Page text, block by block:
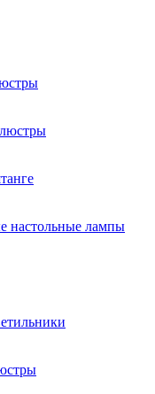
настольные лампы